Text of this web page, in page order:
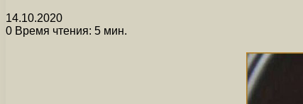
14.10.2020
0 Время чтения: 5 мин.